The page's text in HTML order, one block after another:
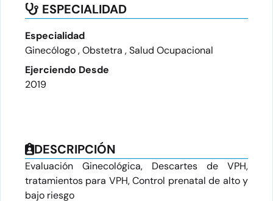
ESPECIALIDAD
Especialidad
Ginecólogo , Obstetra , Salud Ocupacional
Ejerciendo Desde
2019
DESCRIPCIÓN
Evaluación Ginecológica, Descartes de VPH,
tratamientos para VPH, Control prenatal de alto y
bajo riesgo